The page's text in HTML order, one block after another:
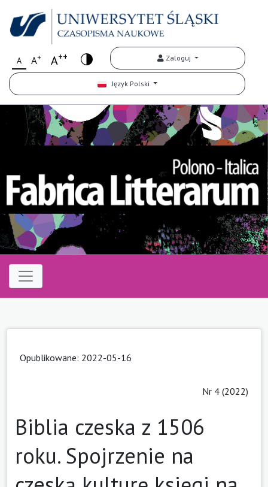
A A+ A++ Zaloguj
Język Polski
Opublikowane: 2022-05-16
Nr 4 (2022)
Biblia czeska z 1506
roku. Spojrzenie na